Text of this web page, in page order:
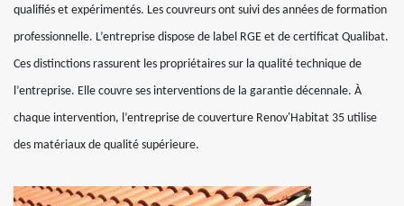
qualifiés et expérimentés. Les couvreurs ont suivi des années de formation
professionnelle. L’entreprise dispose de label RGE et de certificat Qualibat.
Ces distinctions rassurent les propriétaires sur la qualité technique de
l’entreprise. Elle couvre ses interventions de la garantie décennale. À
chaque intervention, l’entreprise de couverture Renov'Habitat 35 utilise
des matériaux de qualité supérieure.